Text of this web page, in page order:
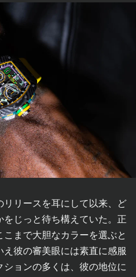
リースを耳にして以来、ど
じっと待ち構えていた。正
まで大胆なカラーを選ぶと
彼の審美眼には素直に感服
ョンの多くは、彼の地位に